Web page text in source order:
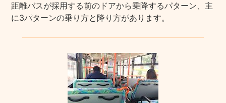
距離バスが採用する前のドアから乗降するパターン、主
に3パターンの乗り方と降り方があります。